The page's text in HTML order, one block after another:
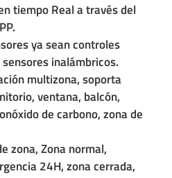
tiempo Real a través del
ya sean controles
inalámbricos.
multizona, soporta
ventana, balcón,
de carbono, zona de
zona, Zona normal,
24H, zona cerrada,